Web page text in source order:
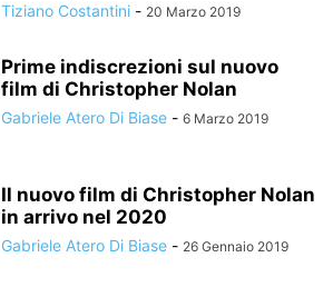
Tiziano Costantini - 20 Marzo 2019
Prime indiscrezioni sul nuovo
film di Christopher Nolan
Gabriele Atero Di Biase - 6 Marzo 2019
Il nuovo film di Christopher Nolan
in arrivo nel 2020
Gabriele Atero Di Biase - 26 Gennaio 2019